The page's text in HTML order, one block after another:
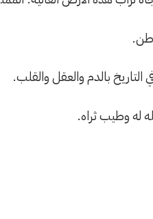
بالدم والعقل والقلب.
له وطيب ثراه.